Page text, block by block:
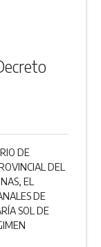
DE
DEL
EL
DE
SOL DE